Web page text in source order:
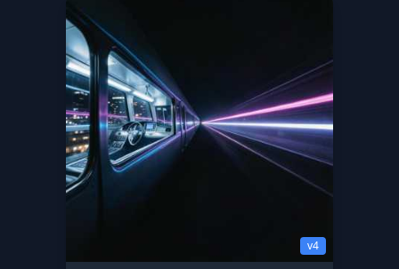
v4